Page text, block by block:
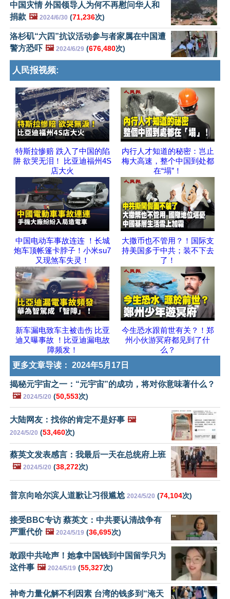
中国灾情 外国领导人为何不再慰问华人和
捐款 🖼️ 2024/6/30 (71,236次)
洛杉矶“六四”抗议活动参与者家属在中国遭
警方恐吓 🖼️ 2024/6/29 (676,480次)
人民报视频:
特斯拉惨赔 跌入了中国的陷
阱 欲哭无泪！ 比亚迪福州4S
店大火
内行人才知道的秘密：岂止
梅大高速，整个中国到处都
在“塌”！
中国电动车事故连连 ！长城
炮车顶帐篷卡脖子！小米su7
又现煞车失灵！
大撒币也不管用？！国际支
持美国多于中共；装不下去
了！
新车漏电致车主被击伤 比亚
迪又曝事故 ！比亚迪漏电故
障频发！
今生恐水跟前世有关？！郑
州小伙游冥府都见到了什
么？
更多文章导读： 2024年5月17日
揭秘元宇宙之一：“元宇宙”的成功，将对你意味著什么？
🖼️ 2024/5/20 (50,553次)
大陆网友：找你的肯定不是好事 🖼️
2024/5/20 (53,460次)
蔡英文发表感言：我最后一天在总统府上班
🖼️ 2024/5/20 (38,272次)
普京向哈尔滨人道歉让习很尴尬 2024/5/20 (74,104次)
接受BBC专访 蔡英文：中共要认清战争有
严重代价 🖼️ 2024/5/19 (36,695次)
敢跟中共呛声！她拿中国钱到中国留学只为
这件事 🖼️ 2024/5/19 (55,327次)
神奇力量化解不利因素 台湾的钱多到“淹天